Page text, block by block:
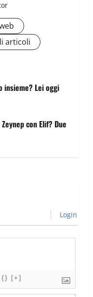
articoli
insieme? Lei oggi
con Elif? Due
Login
{} [+]